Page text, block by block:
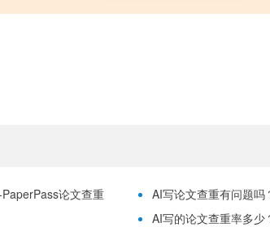
论文查重
AI写论文查重有问题
AI写的论文查重率多